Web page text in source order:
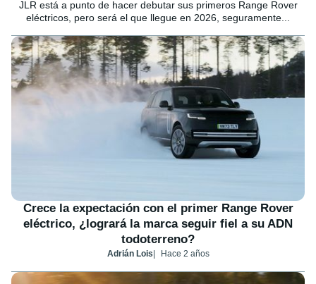
JLR está a punto de hacer debutar sus primeros Range Rover
eléctricos, pero será el que llegue en 2026, seguramente...
Crece la expectación con el primer Range Rover
eléctrico, ¿logrará la marca seguir fiel a su ADN
todoterreno?
Adrián Lois Hace 2 años